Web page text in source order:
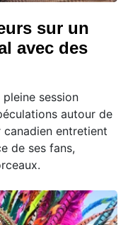
sur un
avec des
session
autour de
entretient
de ses fans,